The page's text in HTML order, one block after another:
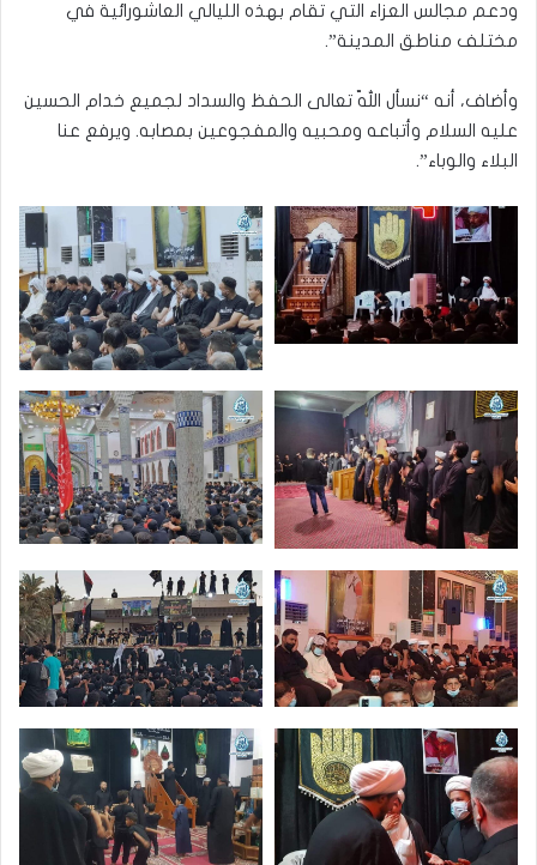
ودعم مجالس العزاء التي تقام بهذه الليالي العاشورائية في
مختلف مناطق المدينة”.
وأضاف، أنه “نسأل اللّه تعالى الحفظ والسداد لجميع خدام الحسين
عليه السلام وأتباعه ومحبيه والمفجوعين بمصابه. ويرفع عنا
البلاء والوباء”.